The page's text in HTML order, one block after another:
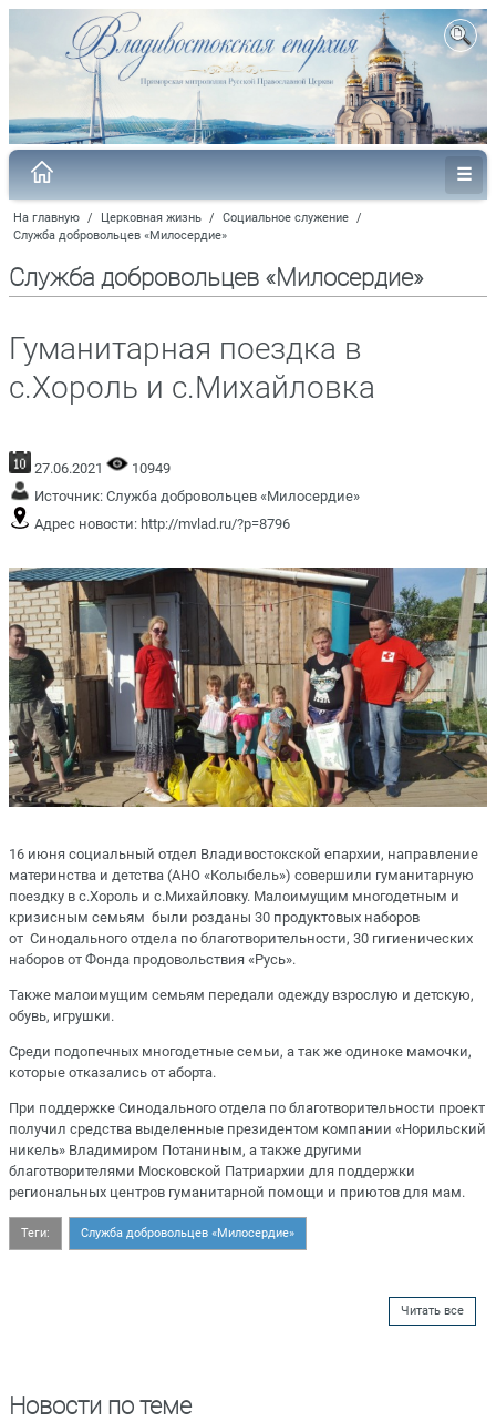
На главную / Церковная жизнь / Социальное служение /
Служба добровольцев «Милосердие»
Служба добровольцев «Милосердие»
Гуманитарная поездка в
с.Хороль и с.Михайловка
27.06.2021
10949
Источник: Служба добровольцев «Милосердие»
Адрес новости: http://mvlad.ru/?p=8796
16 июня социальный отдел Владивостокской епархии, направление
материнства и детства (АНО «Колыбель») совершили гуманитарную
поездку в с.Хороль и с.Михайловку. Малоимущим многодетным и
кризисным семьям были розданы 30 продуктовых наборов
от Синодального отдела по благотворительности, 30 гигиенических
наборов от Фонда продовольствия «Русь».
Также малоимущим семьям передали одежду взрослую и детскую,
обувь, игрушки.
Среди подопечных многодетные семьи, а так же одиноке мамочки,
которые отказались от аборта.
При поддержке Синодального отдела по благотворительности проект
получил средства выделенные президентом компании «Норильский
никель» Владимиром Потаниным, а также другими
благотворителями Московской Патриархии для поддержки
региональных центров гуманитарной помощи и приютов для мам.
Теги: Служба добровольцев «Милосердие»
Читать все
Новости по теме